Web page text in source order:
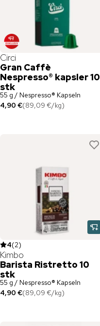
Circi
Gran Caffè
Nespresso® kapsler 10
stk
55 g / Nespresso® Kapseln
4,90 €(89,09 €/kg)
4(2)
Kimbo
Barista Ristretto 10
stk
55 g / Nespresso® Kapseln
4,90 €(89,09 €/kg)